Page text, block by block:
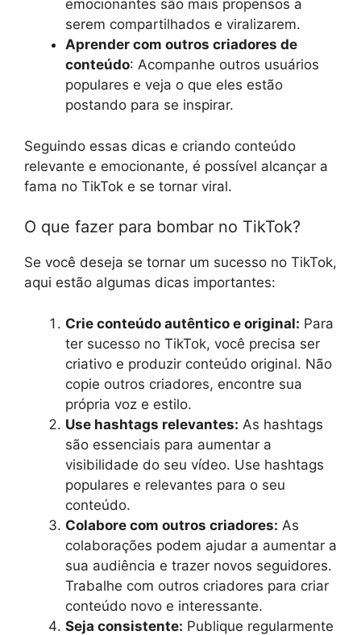
emocionantes são mais propensos a
serem compartilhados e viralizarem.
Aprender com outros criadores de
conteúdo: Acompanhe outros usuários
populares e veja o que eles estão
postando para se inspirar.
Seguindo essas dicas e criando conteúdo
relevante e emocionante, é possível alcançar a
fama no TikTok e se tornar viral.
O que fazer para bombar no TikTok?
Se você deseja se tornar um sucesso no TikTok,
aqui estão algumas dicas importantes:
Crie conteúdo autêntico e original: Para
ter sucesso no TikTok, você precisa ser
criativo e produzir conteúdo original. Não
copie outros criadores, encontre sua
própria voz e estilo.
Use hashtags relevantes: As hashtags
são essenciais para aumentar a
visibilidade do seu vídeo. Use hashtags
populares e relevantes para o seu
conteúdo.
Colabore com outros criadores: As
colaborações podem ajudar a aumentar a
sua audiência e trazer novos seguidores.
Trabalhe com outros criadores para criar
conteúdo novo e interessante.
Seja consistente: Publique regularmente